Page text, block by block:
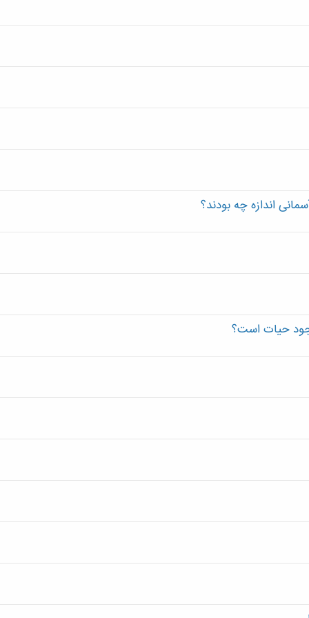
اندازه چه بودند؟
حیات است؟